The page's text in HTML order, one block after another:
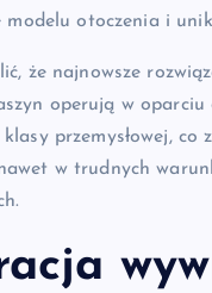
modelu otoczenia i
że najnowsze
operują w oparciu
przemysłowej, co
w trudnych